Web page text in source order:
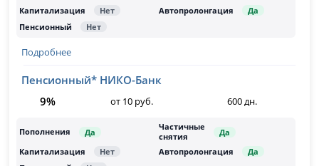
Подробнее
Пенсионный* НИКО-Банк
9%
от 10 руб. 600 дн.